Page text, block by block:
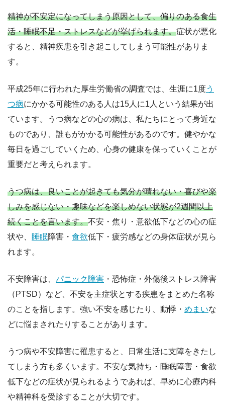
精神が不安定になってしまう原因として、偏りのある食生
活・睡眠不足・ストレスなどが挙げられます。症状が悪化
すると、精神疾患を引き起こしてしまう可能性がありま
す。
平成25年に行われた厚生労働省の調査では、生涯に1度う
つ病にかかる可能性のある人は15人に1人という結果が出
ています。うつ病などの心の病は、私たちにとって身近な
ものであり、誰もがかかる可能性があるのです。健やかな
毎日を過ごしていくため、心身の健康を保っていくことが
重要だと考えられます。
うつ病は、良いことが起きても気分が晴れない・喜びや楽
しみを感じない・趣味などを楽しめない状態が2週間以上
続くことを言います。不安・焦り・意欲低下などの心の症
状や、 睡眠障害・ 食欲低下・疲労感などの身体症状が見ら
れます。
不安障害は、 パニック障害 ・恐怖症・外傷後ストレス障害
（PTSD）など、不安を主症状とする疾患をまとめた名称
のことを指します。強い不安を感じたり、動悸・ めまいな
どに悩まされたりすることがあります。
うつ病や不安障害に罹患すると、日常生活に支障をきたし
てしまう方も多くいます。不安な気持ち・睡眠障害・食欲
低下などの症状が見られるようであれば、早めに心療内科
や精神科を受診することが大切です。